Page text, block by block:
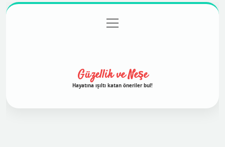
Gizlilik Politikası
menüyü
aç
Güzellik ve Neşe
Hayatına ışıltı katan öneriler bul!